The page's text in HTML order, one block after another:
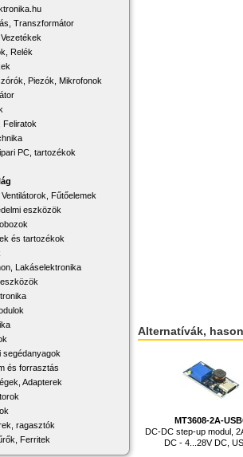
Transzformátor
Relék
Piezók, Mikrofonok
Feliratok
PC, tartozékok
Fűtőelemek
eszközök
és tartozékok
Lakáselektronika
segédanyagok
és forrasztás
Adapterek
ragasztók
Ferritek
Alternatívák,
MT3608-2A-
DC-DC step-up modul,
DC - 4...28V DC,